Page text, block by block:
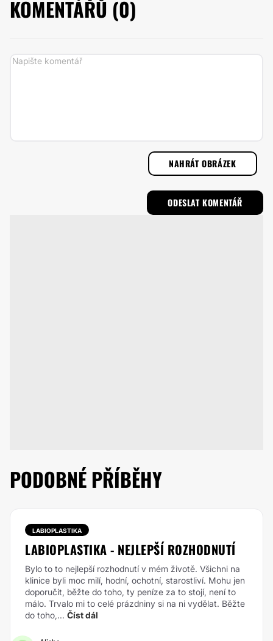
KOMENTÁŘŮ (0)
NAHRÁT OBRÁZEK
PODOBNÉ PŘÍBĚHY
LABIOPLASTIKA
LABIOPLASTIKA - NEJLEPŠÍ ROZHODNUTÍ
Bylo to to nejlepší rozhodnutí v mém životě. Všichni na
klinice byli moc milí, hodní, ochotní, starostliví. Mohu jen
doporučit, běžte do toho, ty peníze za to stojí, není to
málo. Trvalo mi to celé prázdniny si na ni vydělat. Běžte
do toho,... Číst dál